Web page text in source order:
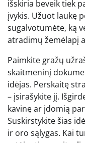
išskiria beveik tiek
įvykis. Užuot laukę
sugalvotumėte, ką
atradimų žemėlapį
Paimkite gražų
skaitmeninį
idėjas. Perskaitę
– įsirašykite jį.
kavinę ar įdomią
Suskirstykite šias
ir oro sąlygas. Kai